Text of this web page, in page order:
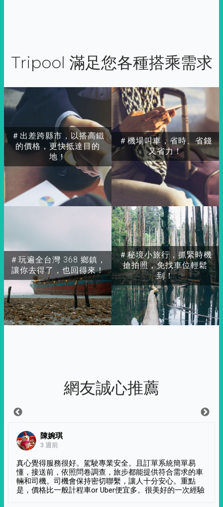
Tripool 滿足您各種搭乘需求
＃出差跨縣市，以搭高鐵
的價格，更快抵達目的
地！
＃玩遍全台灣 368 鄉鎮，
讓你去得了，也回得來！
＃秘境小旅行，抓緊時機
搶拍照，免找車位輕鬆
到！
＃機場叫車，省時、省錢
又省力！
網友誠心推薦
陳婉琪
3 週前
真心覺得服務很好。駕駛專業安全。且訂單系統簡單易
懂，接送前，依照問卷調查，旅步都能提供符合需求的車
輛和司機。司機會保持密切聯繫，讓人十分安心。重點
是，價格比一般計程車or Uber便宜多。很美好的一次經驗